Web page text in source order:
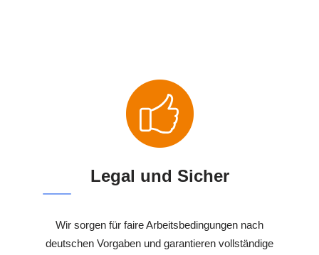
Legal und Sicher
Wir sorgen für faire Arbeitsbedingungen nach
deutschen Vorgaben und garantieren vollständige